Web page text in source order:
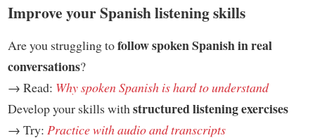
Improve your Spanish listening skills
Are you struggling tofollow spoken Spanish in real
conversations?
→ Read: Why spoken Spanish is hard to understand
Develop your skills with structured listening exercises
→ Try: Practice with audio and transcripts